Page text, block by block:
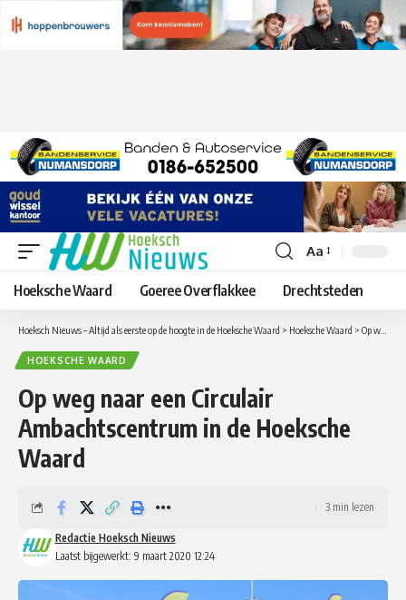
Lettergrootte
aanpassen
Aa
Hoeksche Waard Goeree Overflakkee Drechtsteden
Hoeksch Nieuws – Altijd als eerste op de hoogte in de Hoeksche Waard > Hoeksche Waard > Op weg naar een Circulair Ambachtscentrum in de Hoeksche Waard
HOEKSCHE WAARD
Op weg naar een Circulair
Ambachtscentrum in de Hoeksche
Waard
Laatst bijgewerkt: 9 maart 2020 12:24
Redactie Hoeksch Nieuws
3 min lezen